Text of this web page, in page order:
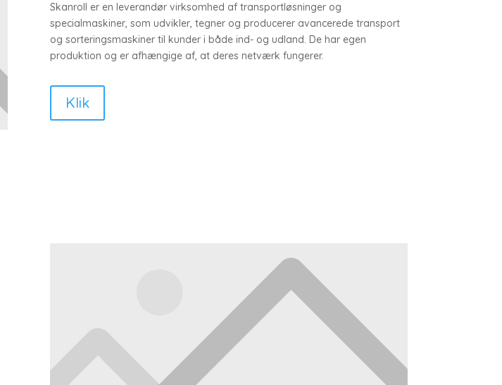
Skanroll er en leverandør virksomhed af transportløsninger og
specialmaskiner, som udvikler, tegner og producerer avancerede transport
og sorteringsmaskiner til kunder i både ind- og udland. De har egen
produktion og er afhængige af, at deres netværk fungerer.
Klik